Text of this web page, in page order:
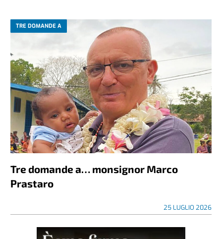
TRE DOMANDE A
Tre domande a… monsignor Marco
Prastaro
25 LUGLIO 2026